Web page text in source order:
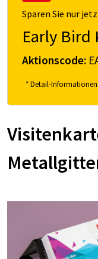
Sparen Sie nur
Early Bird
Aktionscode:
* Detail-Informationen